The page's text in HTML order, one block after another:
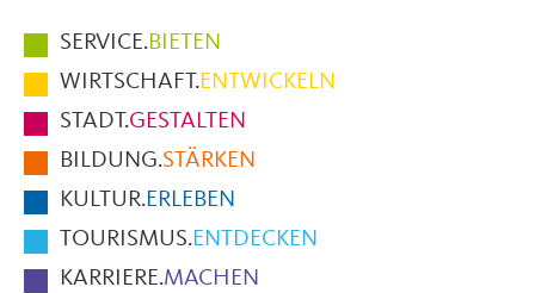
Hauptmenüpunkte
im
Fußbereich
der
Seite
SERVICE.BIETEN
WIRTSCHAFT.ENTWICKELN
STADT.GESTALTEN
BILDUNG.STÄRKEN
KULTUR.ERLEBEN
TOURISMUS.ENTDECKEN
KARRIERE.MACHEN